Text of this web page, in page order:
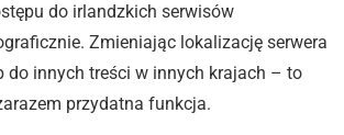
do irlandzkich serwisów
Zmieniając lokalizację serwera
do innych treści w innych krajach – to
przydatna funkcja.